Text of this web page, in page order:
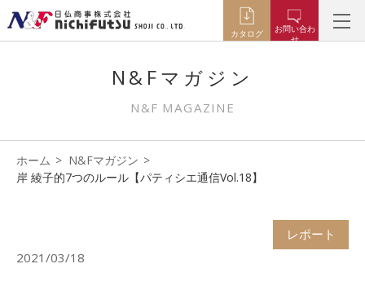
カタログ
お問い合わ
せ
N&Fマガジン
N&F MAGAZINE
ホーム
N&Fマガジン
岸 綾子的7つのルール【パティシエ通信Vol.18】
レポート
2021/03/18